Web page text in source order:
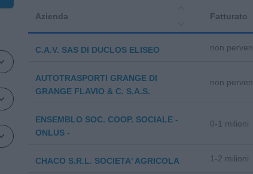
Azienda Fatturato
C.A.V. SAS DI DUCLOS ELISEO non
AUTOTRASPORTI GRANGE DI
GRANGE FLAVIO & C. S.A.S.
non
ENSEMBLO SOC. COOP. SOCIALE -
ONLUS -
0-1 milioni
CHACO S.R.L. SOCIETA' AGRICOLA 1-2 milioni